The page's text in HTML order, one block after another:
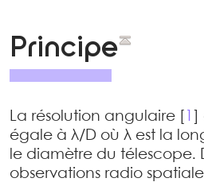
Principe
La résolution angulaire
égale à λ/D où λ est la
le diamètre du télescope.
observations radio